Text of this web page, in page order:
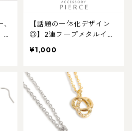
【話題の一体化デザイン
◎】2連フープメタルイヤ
ン対象商品
¥1,000